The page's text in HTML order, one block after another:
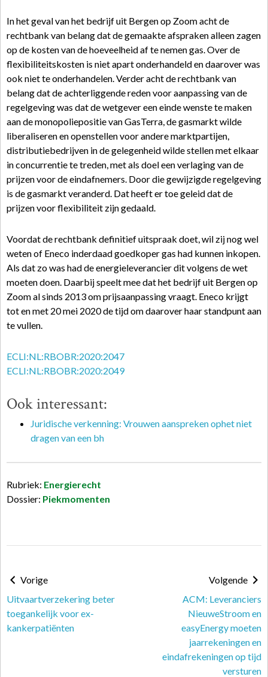
In het geval van het bedrijf uit Bergen op Zoom acht de
rechtbank van belang dat de gemaakte afspraken alleen zagen
op de kosten van de hoeveelheid af te nemen gas. Over de
flexibiliteitskosten is niet apart onderhandeld en daarover was
ook niet te onderhandelen. Verder acht de rechtbank van
belang dat de achterliggende reden voor aanpassing van de
regelgeving was dat de wetgever een einde wenste te maken
aan de monopoliepositie van GasTerra, de gasmarkt wilde
liberaliseren en openstellen voor andere marktpartijen,
distributiebedrijven in de gelegenheid wilde stellen met elkaar
in concurrentie te treden, met als doel een verlaging van de
prijzen voor de eindafnemers. Door die gewijzigde regelgeving
is de gasmarkt veranderd. Dat heeft er toe geleid dat de
prijzen voor flexibiliteit zijn gedaald.
Voordat de rechtbank definitief uitspraak doet, wil zij nog wel
weten of Eneco inderdaad goedkoper gas had kunnen inkopen.
Als dat zo was had de energieleverancier dit volgens de wet
moeten doen. Daarbij speelt mee dat het bedrijf uit Bergen op
Zoom al sinds 2013 om prijsaanpassing vraagt. Eneco krijgt
tot en met 20 mei 2020 de tijd om daarover haar standpunt aan
te vullen.
ECLI:NL:RBOBR:2020:2047
ECLI:NL:RBOBR:2020:2049
Ook interessant:
Juridische verkenning: Vrouwen aanspreken ophet niet
dragen van een bh
Rubriek: Energierecht
Dossier: Piekmomenten
Vorige
Uitvaartverzekering beter
toegankelijk voor ex-
kankerpatiënten
Volgende
ACM: Leveranciers
NieuweStroom en
easyEnergy moeten
jaarrekeningen en
eindafrekeningen op tijd
versturen